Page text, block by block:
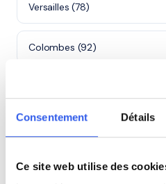
Consentement Détails
Ce site web utilise des
Versailles (78)
Colombes (92)
Lycées dans le